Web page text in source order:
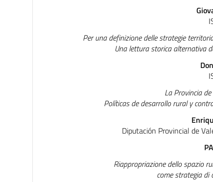
Per una definizione delle strategie
Una lettura storica alternativa
La Provincia
Políticas de desarrollo rural y
Diputación Provincial de
Riappropriazione dello spazio
come strategia